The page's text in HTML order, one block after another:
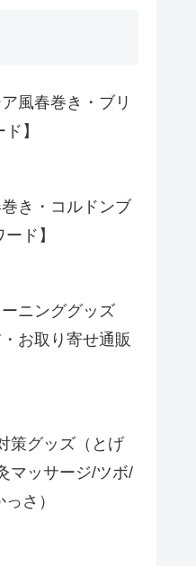
風春巻き・ブリ
】
き・コルドンブ
ド】
ーニンググッズ
お取り寄せ通販
策グッズ（とげ
マッサージ/ツボ/
さ）